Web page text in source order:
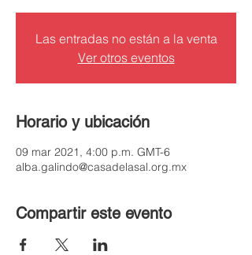
Las entradas no están a la venta
Ver otros eventos
Horario y ubicación
09 mar 2021, 4:00 p.m. GMT-6
alba.galindo@casadelasal.org.mx
Compartir este evento